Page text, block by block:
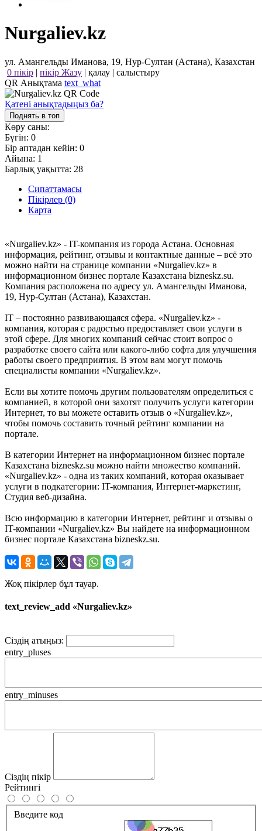
Nurgaliev.kz
ул. Амангельды Иманова, 19, Нур-Султан (Астана), Казахстан
0 пікір | пікір Жазу | қалау | салыстыру
QR Анықтама text_what
Қатені анықтадыңыз ба?
Поднять в топ
Көру саны:
Бүгін: 0
Бір аптадан кейін: 0
Айына: 1
Барлық уақытта: 28
Сипаттамасы
Пікірлер (0)
Карта
«Nurgaliev.kz» - IT-компания из города Астана. Основная
информация, рейтинг, отзывы и контактные данные – всё это
можно найти на странице компании «Nurgaliev.kz» в
информационном бизнес портале Казахстана bizneskz.su.
Компания расположена по адресу ул. Амангельды Иманова,
19, Нур-Султан (Астана), Казахстан.
IT – постоянно развивающаяся сфера. «Nurgaliev.kz» -
компания, которая с радостью предоставляет свои услуги в
этой сфере. Для многих компаний сейчас стоит вопрос о
разработке своего сайта или какого-либо софта для улучшения
работы своего предприятия. В этом вам могут помочь
специалисты компании «Nurgaliev.kz».
Если вы хотите помочь другим пользователям определиться с
компанией, в которой они захотят получить услуги категории
Интернет, то вы можете оставить отзыв о «Nurgaliev.kz»,
чтобы помочь составить точный рейтинг компании на
портале.
В категории Интернет на информационном бизнес портале
Казахстана bizneskz.su можно найти множество компаний.
«Nurgaliev.kz» - одна из таких компаний, которая оказывает
услуги в подкатегории: IT-компания, Интернет-маркетинг,
Студия веб-дизайна.
Всю информацию в категории Интернет, рейтинг и отзывы о
IT-компании «Nurgaliev.kz» Вы найдете на информационном
бизнес портале Казахстана bizneskz.su.
Жоқ пікірлер бұл тауар.
text_review_add «Nurgaliev.kz»
Сіздің атыңыз:
entry_pluses
entry_minuses
Сіздің пікір
Рейтингі
Введите код